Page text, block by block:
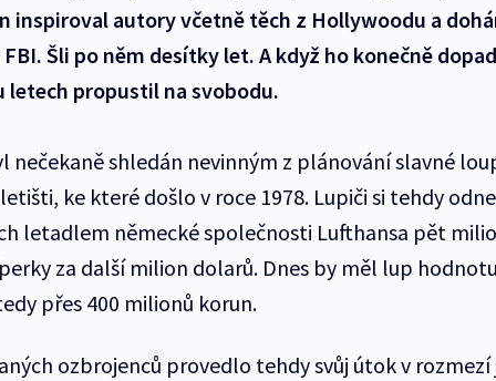
inspiroval autory včetně těch z Hollywoodu a
Šli po něm desítky let. A když ho konečně
letech propustil na svobodu.
nečekaně shledán nevinným z plánování slavné
ke které došlo v roce 1978. Lupiči si tehdy
letadlem německé společnosti Lufthansa pět
za další milion dolarů. Dnes by měl lup
přes 400 milionů korun.
ozbrojenců provedlo tehdy svůj útok v rozmezí